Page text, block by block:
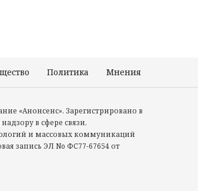
Политика Мнения
«Анонсенс». Зарегистрировано в
в сфере связи,
и массовых коммуникаций
запись ЭЛ No ФС77-67654 от